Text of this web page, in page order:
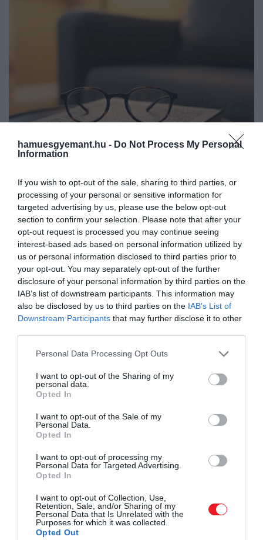
hamuesgyemant.hu - Do Not Process My Personal
Information
If you wish to opt-out of the sale, sharing to third parties, or
processing of your personal or sensitive information for
targeted advertising by us, please use the below opt-out
section to confirm your selection. Please note that after your
opt-out request is processed you may continue seeing
interest-based ads based on personal information utilized by
us or personal information disclosed to third parties prior to
your opt-out. You may separately opt-out of the further
disclosure of your personal information by third parties on the
IAB’s list of downstream participants. This information may
also be disclosed by us to third parties on the IAB’s List of
Downstream Participants that may further disclose it to other
Please note that this website/app uses one or more Google
not limited to your visit or usage behaviour. You may click to
grant or deny consent to Google and its third-party tags to
use your data for below specified purposes in below Google
consent section.
Personal Data Processing Opt Outs
I want to opt-out of the Sharing of my
personal data.
Opted In
I want to opt-out of the Sale of my
Personal Data.
Opted In
I want to opt-out of processing my
Personal Data for Targeted Advertising.
Opted In
I want to opt-out of Collection, Use,
Retention, Sale, and/or Sharing of my
Personal Data that Is Unrelated with the
Purposes for which it was collected.
Opted Out
Fáradtan dőlsz az ágyba, és már nem
kezdesz bele egy több száz oldalas
regénybe, hiszen úgysem jutnál el soha a
végére? Az alábbi 5 szépirodalmi
klasszikusnál egyáltalán nem fenyeget ez
a veszély, ugyanis mindegyik 100 oldalnál
rövidebb, így egy-két este alatt biztosan
eljutsz a lebilincselő…
5 könyvklasszikus, amin egy
este alatt könnyedén
végigérsz